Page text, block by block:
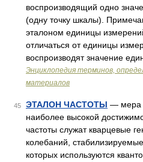
воспроизводящий одно
(одну точку шкалы).
эталоном единицы
отличаться от единицы
воспроизводят значение
Энциклопедия терминов,
материалов
45 ЭТАЛОН ЧАСТОТЫ — мера
наиболее высокой
частоты служат кварцевые
колебаний,
которых используются